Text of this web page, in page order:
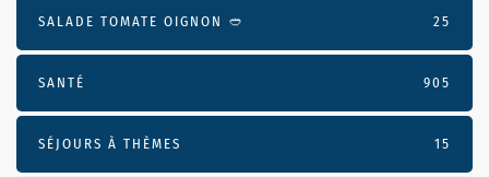
SALADE TOMATE OIGNON 🥙 25
SANTÉ 905
SÉJOURS À THÈMES 15